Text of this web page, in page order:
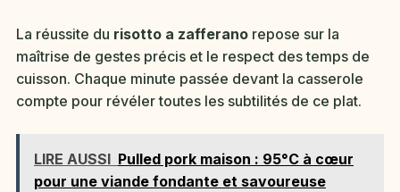
La réussite du risotto a zafferano repose sur la
maîtrise de gestes précis et le respect des temps de
cuisson. Chaque minute passée devant la casserole
compte pour révéler toutes les subtilités de ce plat.
LIRE AUSSI Pulled pork maison : 95°C à cœur
pour une viande fondante et savoureuse